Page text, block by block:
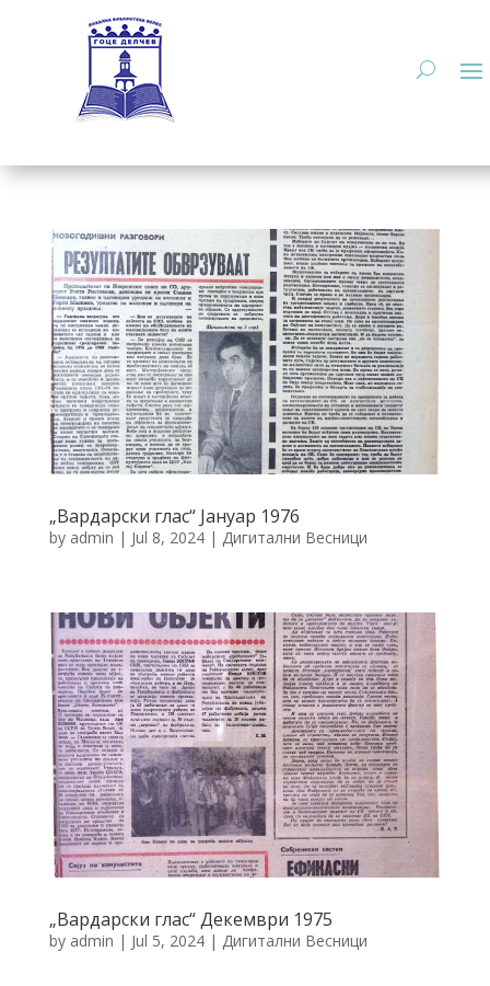
„Вардарски глас“ Јануар 1976
by admin | Jul 8, 2024| Дигитални Весници
„Вардарски глас“ Декември 1975
by admin | Jul 5, 2024| Дигитални Весници